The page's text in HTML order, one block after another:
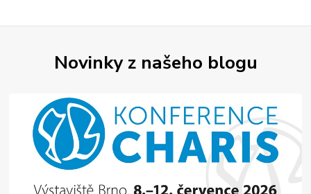
Novinky z našeho blogu